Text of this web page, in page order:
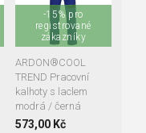
-15% pro
registrované
zákazníky
ARDON®COOL
TREND Pracovní
kalhoty s laclem
modrá / černá
573,00 Kč
46 48
50
54
56
58
60
62